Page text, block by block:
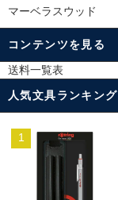
マーベラスウッド
コンテンツを見る
送料一覧表
人気文具ランキング
1